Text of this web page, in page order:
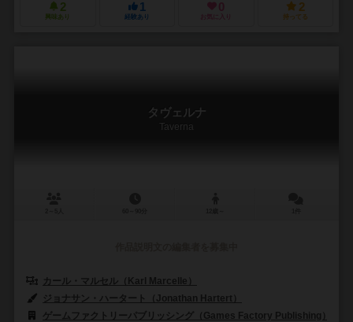
2
興味あり
1
経験あり
0
お気に入り
2
持ってる
タヴェルナ
Taverna
カール・マルセル（Karl Marcelle）
ジョナサン・ハータート（Jonathan Hartert）
ゲームファクトリーパブリッシング（Games Factory Publishing）